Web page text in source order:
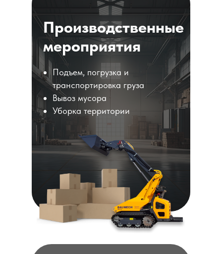
Производственные
мероприятия
Подъем, погрузка и
транспортировка груза
Вывоз мусора
Уборка территории